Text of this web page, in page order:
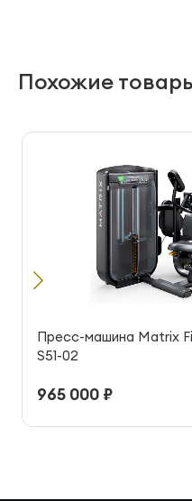
Похожие
Пресс-машина Matrix
S51-02
965 000 ₽